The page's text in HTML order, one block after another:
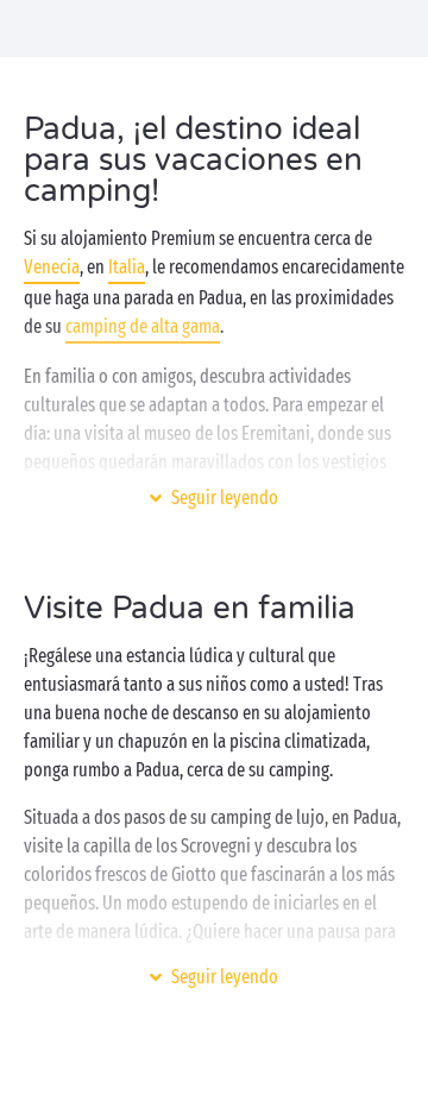
Padua, ¡el destino ideal
para sus vacaciones en
camping!
Si su alojamiento Premium se encuentra cerca de
Venecia, en Italia, le recomendamos encarecidamente
que haga una parada en Padua, en las proximidades
de su camping de alta gama.
En familia o con amigos, descubra actividades
culturales que se adaptan a todos. Para empezar el
día: una visita al museo de los Eremitani, donde sus
pequeños quedarán maravillados con los vestigios
arqueológicos mientras usted admira las pinturas
saborearlo en el jardín botánico de Padua, cerca de
A continuación, dedique la tarde a la relajación junto
a la piscina . El programa incluye chapuzones y
bronceado. Para terminar, deléitese con una sabrosa
cena en el restaurante de su camping cerca de Padua.
Seguir leyendo
Visite Padua en familia
¡Regálese una estancia lúdica y cultural que
entusiasmará tanto a sus niños como a usted! Tras
una buena noche de descanso en su alojamiento
familiar y un chapuzón en la piscina climatizada,
ponga rumbo a Padua, cerca de su camping.
Situada a dos pasos de su camping de lujo, en Padua,
visite la capilla de los Scrovegni y descubra los
coloridos frescos de Giotto que fascinarán a los más
pequeños. Un modo estupendo de iniciarles en el
arte de manera lúdica. ¿Quiere hacer una pausa para
donde además le esperan unos exquisitos dulces. ¡A
Seguir leyendo